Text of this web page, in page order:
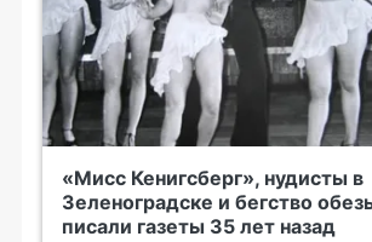
«Мисс Кенигсберг», нудисты в
Зеленоградске и бегство
писали газеты 35 лет назад